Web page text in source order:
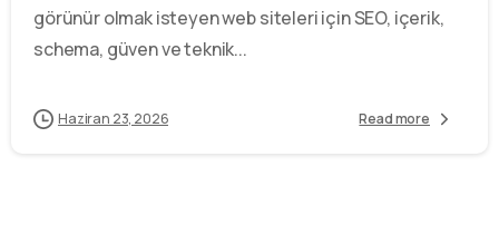
görünür olmak isteyen web siteleri için SEO, içerik,
schema, güven ve teknik...
Haziran 23, 2026 Read more